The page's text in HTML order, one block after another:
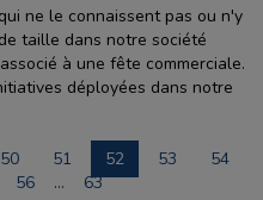
ne le connaissent pas ou n'y
taille dans notre société
à une fête commerciale.
déployées dans notre
50 51 52 53
54
56 … 63